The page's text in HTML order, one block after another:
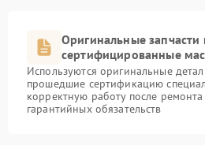
Оригинальные запчасти
сертифицированные
Используются оригинальные
прошедшие сертификацию
корректную работу после
гарантийных обязательств